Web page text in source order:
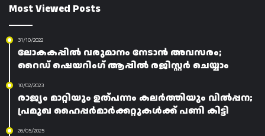
Most Viewed Posts
31/10/2022
ലോകകപ്പിൽ വരുമാനം നേടാൻ അവസരം;
റൈഡ് ഷെയറിംഗ് ആപ്പിൽ രജിസ്റ്റർ ചെയ്യാം
10/02/2023
രാജ്യം മാറ്റിയും ഉത്പന്നം കലർത്തിയും വിൽപ്പന;
പ്രമുഖ ഹൈപ്പർമാർക്കറ്റുകൾക്ക് പണി കിട്ടി
26/05/2025